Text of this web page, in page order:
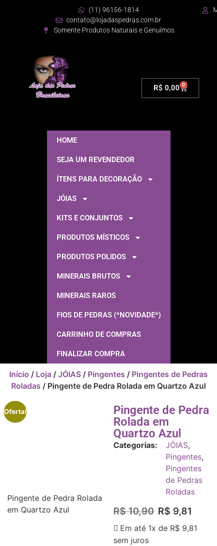
(11) 96156-1814
contato@lojadaspedras.com.br
Somente Produtos Naturais e Genuímos
R$ 0,00 0
HOME
SEJA UM REVENDEDOR
ÍTENS PARA DECORAÇÃO
JÓIAS
KITS E CONJUNTOS
PRODUTOS MÍSTICOS
PRODUTOS POLIDOS
MINERAIS BRUTOS
MINERAIS RAROS
FIOS DE PEDRAS (*NOVIDADE*)
CARRINHO DE COMPRAS
FINALIZAR COMPRA
Início / Loja / JÓIAS / Pingentes / Pingentes de Pedras
Roladas / Pingente de Pedra Rolada em Quartzo Azul
Oferta!
Pingente de Pedra Rolada
em Quartzo Azul
Pingente de Pedra
Rolada em
Quartzo Azul
Categorias: JÓIAS,
Pingentes,
Pingentes
de Pedras
Roladas
R$10,90 R$ 9,81
Em até 1x de R$ 9,81
sem juros